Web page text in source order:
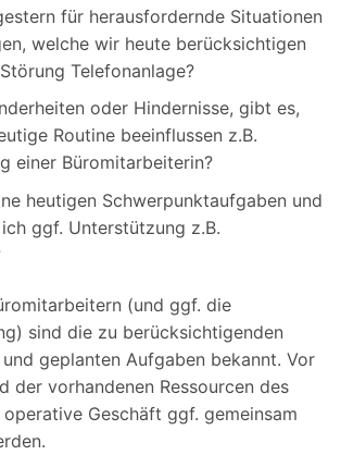
für herausfordernde Situationen
welche wir heute berücksichtigen
Telefonanlage?
oder Hindernisse, gibt es,
Routine beeinflussen z.B.
einer Büromitarbeiterin?
heutigen Schwerpunktaufgaben und
ggf. Unterstützung z.B.
(und ggf. die
sind die zu berücksichtigenden
geplanten Aufgaben bekannt. Vor
der vorhandenen Ressourcen des
Geschäft ggf. gemeinsam